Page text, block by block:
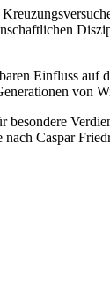
Einfluss
von
Caspar